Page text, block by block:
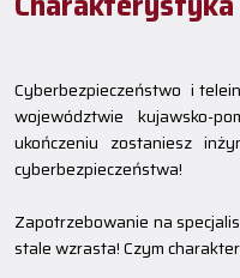
Cyberbezpieczeństwo i
województwie kujawsko-
ukończeniu zostaniesz
cyberbezpieczeństwa!
Zapotrzebowanie na
stale wzrasta! Czym